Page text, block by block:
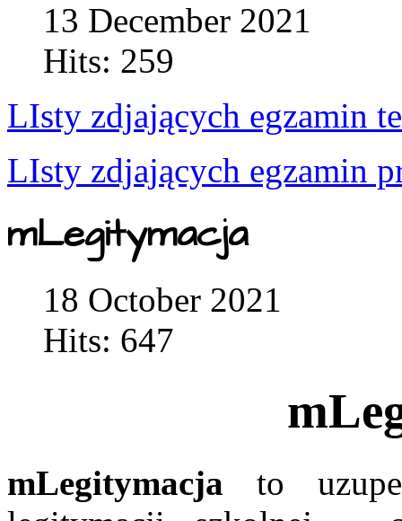
13 December 2021
Hits: 259
LIsty zdjających egzamin
LIsty zdjających egzamin
mLegitymacja
18 October 2021
Hits: 647
mLegitymacja to